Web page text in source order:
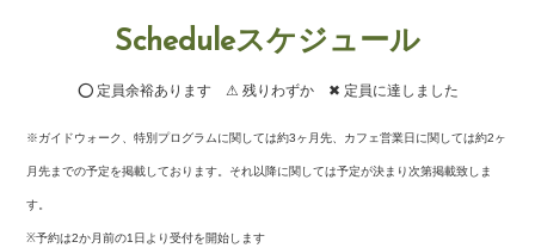
Scheduleスケジュール
⭕ 定員余裕あります ⚠ 残りわずか ✖ 定員に達しました
※ガイドウォーク、特別プログラムに関しては約3ヶ月先、カフェ営業日に関しては約2ヶ
月先までの予定を掲載しております。それ以降に関しては予定が決まり次第掲載致しま
す。
※予約は2か月前の1日より受付を開始します